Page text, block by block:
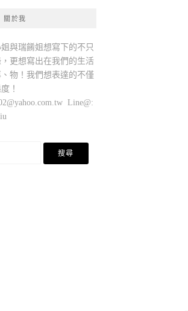
關於我
與瑞餚姐想寫下的不只
更想寫出在我們的生活
物！我們想表達的不僅
更是態度！
Line@: